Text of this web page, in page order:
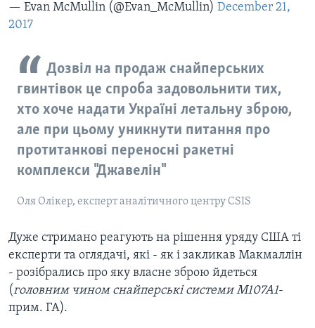
— Evan McMullin (@Evan_McMullin) December 21,
2017
Дозвіл на продаж снайперських
гвинтівок це спроба задовольнити тих,
хто хоче надати Україні летальну зброю,
але при цьому уникнути питання про
протитанкові переносні ракетні
комплекси "Джавелін"
Оля Олікер, експерт аналітичного центру CSIS
Дуже стримано реагують на рішення уряду США ті
експерти та оглядачі, які - як і закликав Макмаллін
- розібрались про яку власне зброю йдеться
(головним чином снайперські системи M107A1-
прим. ГА).